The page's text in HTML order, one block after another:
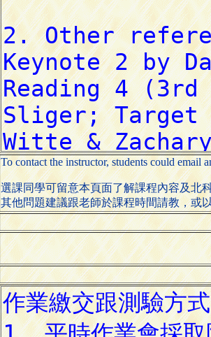
To contact the instructor, students could email
選課同學可留意本頁面了解課程內容及北
其他問題建議跟老師於課程時間請教，或